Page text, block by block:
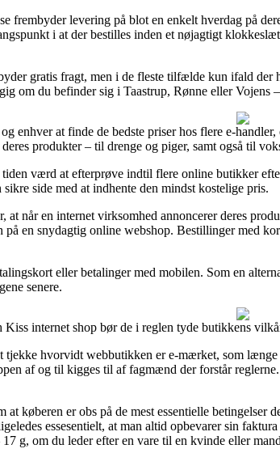
frembyder levering på blot en enkelt hverdag på
i at der bestilles inden et nøjagtigt
gratis fragt, men i de fleste tilfælde kun ifald
om du befinder sig i Taastrup, Rønne eller Vojens
enhver at finde de bedste priser hos flere e-
produkter – til drenge og piger, samt også til
værd at efterprøve indtil flere online butikker
sikre side med at indhente den mindst kostelige pris.
når en internet virksomhed annoncerer deres
på en snydagtig online webshop. Bestillinger med
eller betalinger med mobilen. Som en
senere.
internet shop bør de i reglen tyde butikkens
tjekke hvorvidt webbutikken er e-mærket, som
af og til kigges til af fagmænd der forstår
køberen er obs på de mest essentielle
essesentielt, at man altid opbevarer sin
g, om du leder efter en vare til en kvinde eller